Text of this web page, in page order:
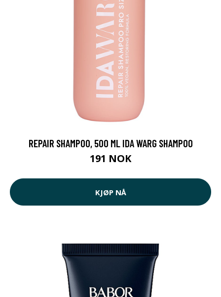
REPAIR SHAMPOO, 500 ML IDA WARG SHAMPOO
191 NOK
KJØP NÅ